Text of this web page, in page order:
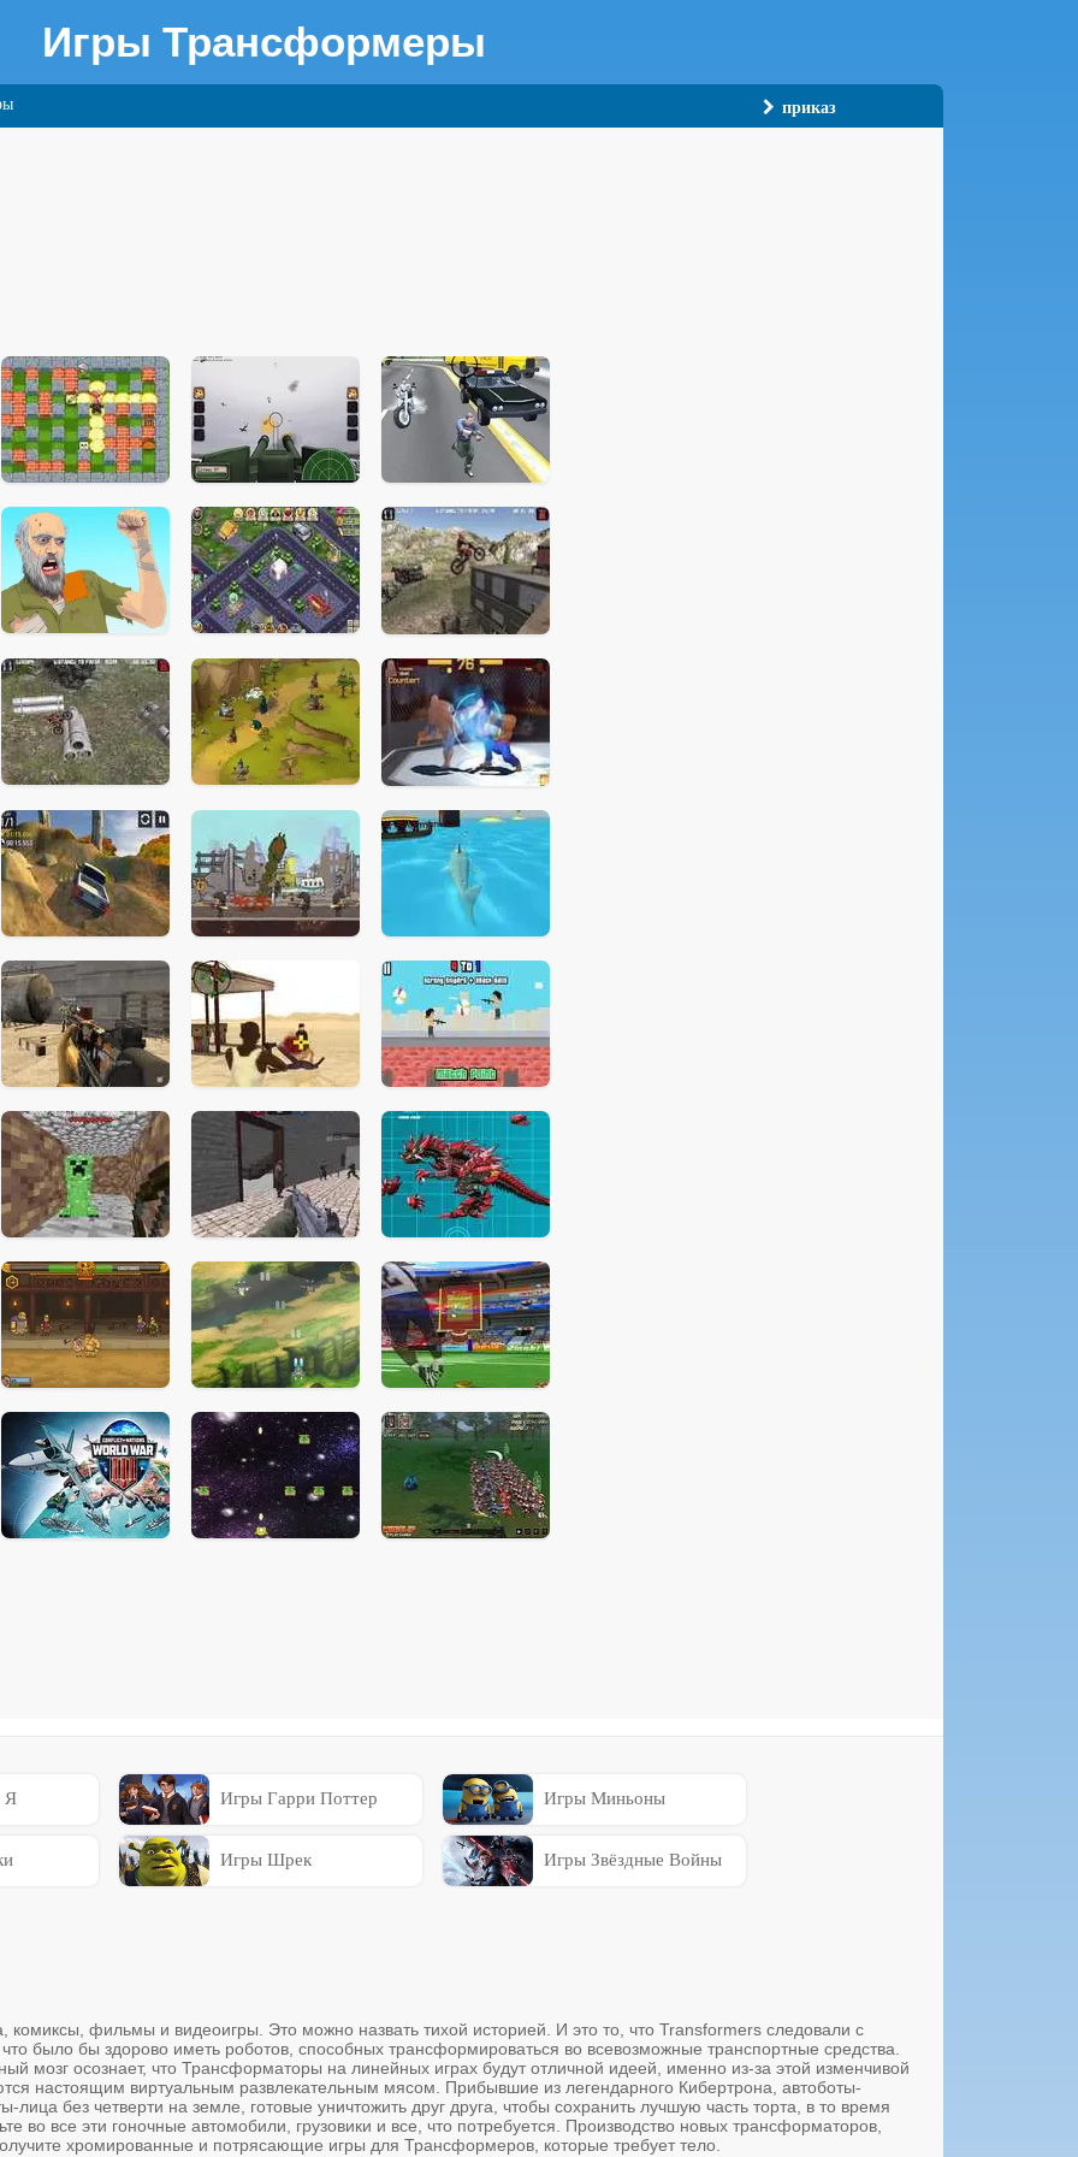
Игры Трансформеры
приказ
Я Игры Гарри Поттер
Игры Шрек
Игры Миньоны
Игры Звёздные Войны
комиксы, фильмы и видеоигры. Это можно назвать тихой историей. И это то, что Transformers следовали с
было бы здорово иметь роботов, способных трансформироваться во всевозможные транспортные средства.
мозг осознает, что Трансформаторы на линейных играх будут отличной идеей, именно из-за этой изменчивой
настоящим виртуальным развлекательным мясом. Прибывшие из легендарного Кибертрона, автоботы-
без четверти на земле, готовые уничтожить друг друга, чтобы сохранить лучшую часть торта, в то время
во все эти гоночные автомобили, грузовики и все, что потребуется. Производство новых трансформаторов,
хромированные и потрясающие игры для Трансформеров, которые требует тело.